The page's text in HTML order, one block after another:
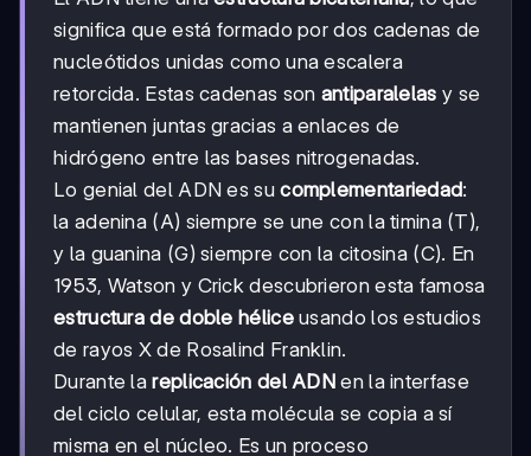
significa que está formado por dos cadenas de
nucleótidos unidas como una escalera
retorcida. Estas cadenas son antiparalelas y se
mantienen juntas gracias a enlaces de
hidrógeno entre las bases nitrogenadas.
Lo genial del ADN es sucomplementariedad:
la adenina (A) siempre se une con la timina (T),
y la guanina (G) siempre con la citosina (C). En
1953, Watson y Crick descubrieron esta famosa
estructura de doble héliceusando los estudios
de rayos X de Rosalind Franklin.
Durante lareplicación del ADN en la interfase
del ciclo celular, esta molécula se copia a sí
misma en el núcleo. Es un proceso